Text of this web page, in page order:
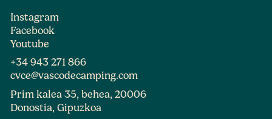
Instagram
Facebook
Youtube
+34 943 271 866
cvce@vascodecamping.com
Prim kalea 35, behea, 20006
Donostia, Gipuzkoa